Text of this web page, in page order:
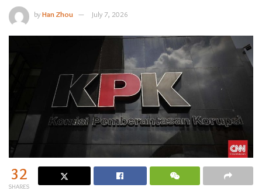
byHan Zhou July 7, 2026
32
SHARES